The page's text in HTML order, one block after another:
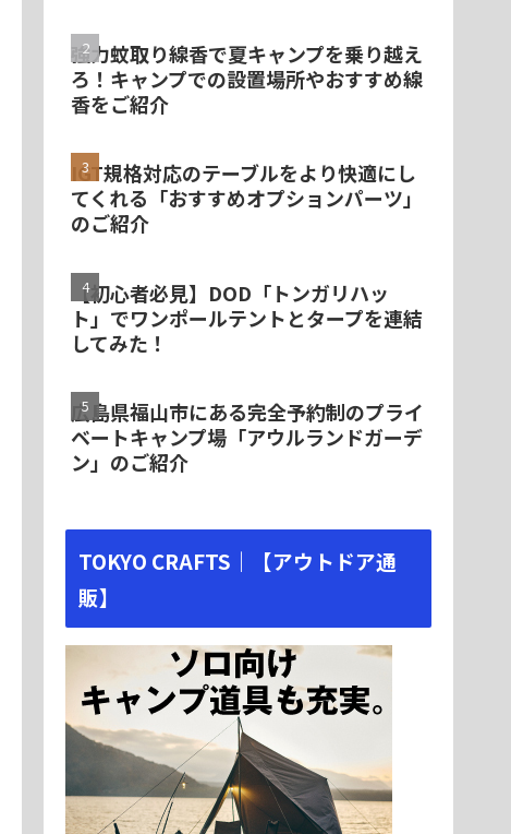
強力蚊取り線香で夏キャンプを乗り越え
ろ！キャンプでの設置場所やおすすめ線
香をご紹介
IGT規格対応のテーブルをより快適にし
てくれる「おすすめオプションパーツ」
のご紹介
【初心者必見】DOD「トンガリハッ
ト」でワンポールテントとタープを連結
してみた！
広島県福山市にある完全予約制のプライ
ベートキャンプ場「アウルランドガーデ
ン」のご紹介
TOKYO CRAFTS｜【アウトドア通
販】